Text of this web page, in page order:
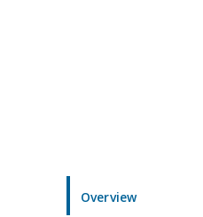
Overview